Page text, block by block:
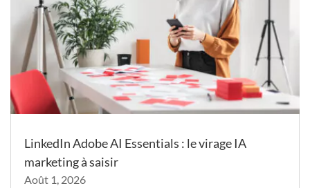
LinkedIn Adobe AI Essentials : le virage IA
marketing à saisir
Août 1, 2026